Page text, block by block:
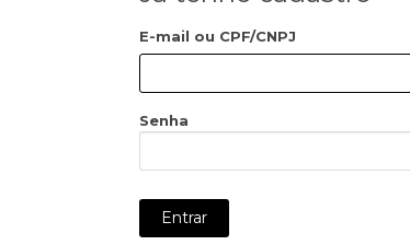
E-mail ou CPF/CNPJ
Senha
Entrar